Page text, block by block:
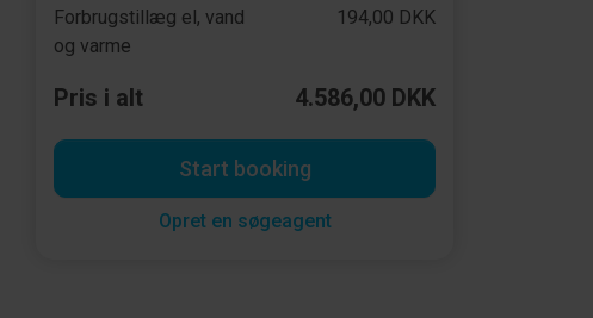
Forbrugstillæg el, vand
og varme
194,00 DKK
Pris i alt 4.586,00 DKK
Start booking
Opret en søgeagent